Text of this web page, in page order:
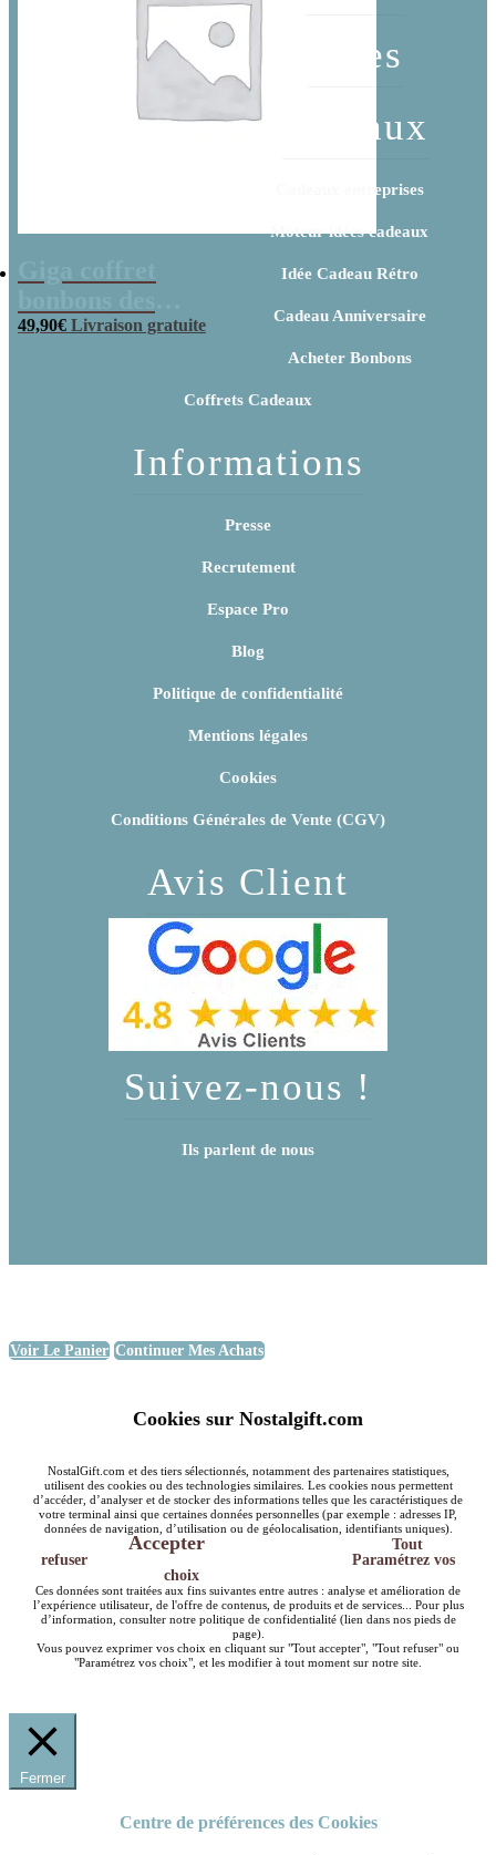
années 70
49,90€ Livraison gratuite
Idées
cadeaux
Cadeaux entreprises
Moteur idées cadeaux
Idée Cadeau Rétro
Cadeau Anniversaire
Acheter Bonbons
Coffrets Cadeaux
Informations
Presse
Recrutement
Espace Pro
Blog
Politique de confidentialité
Mentions légales
Cookies
Conditions Générales de Vente (CGV)
Avis Client
Suivez-nous !
Ils parlent de nous
Voir Le Panier Continuer Mes Achats
Cookies sur Nostalgift.com
NostalGift.com et des tiers sélectionnés, notamment des partenaires statistiques,
utilisent des cookies ou des technologies similaires. Les cookies nous permettent
d’accéder, d’analyser et de stocker des informations telles que les caractéristiques de
votre terminal ainsi que certaines données personnelles (par exemple : adresses IP,
données de navigation, d’utilisation ou de géolocalisation, identifiants uniques).
Accepter
Tout
refuser
Paramétrez vos
choix
Ces données sont traitées aux fins suivantes entre autres : analyse et amélioration de
l’expérience utilisateur, de l'offre de contenus, de produits et de services... Pour plus
d’information, consulter notre politique de confidentialité (lien dans nos pieds de
page).
Vous pouvez exprimer vos choix en cliquant sur "Tout accepter", "Tout refuser" ou
"Paramétrez vos choix", et les modifier à tout moment sur notre site.
Fermer
Centre de préférences des Cookies